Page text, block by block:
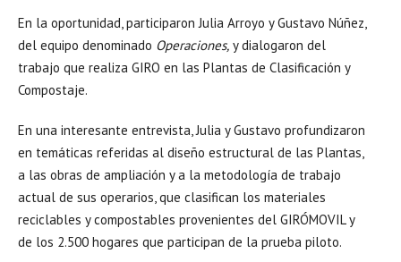
En la oportunidad, participaron Julia Arroyo y Gustavo Núñez,
del equipo denominado Operaciones, y dialogaron del
trabajo que realiza GIRO en las Plantas de Clasificación y
Compostaje.
En una interesante entrevista, Julia y Gustavo profundizaron
en temáticas referidas al diseño estructural de las Plantas,
a las obras de ampliación y a la metodología de trabajo
actual de sus operarios, que clasifican los materiales
reciclables y compostables provenientes del GIRÓMOVIL y
de los 2.500 hogares que participan de la prueba piloto.